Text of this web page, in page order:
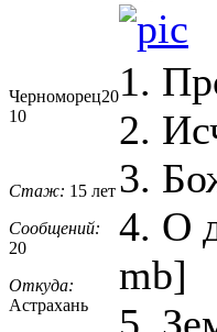
Черноморец20
10
Стаж: 15 лет
Сообщений:
20
Откуда:
Астрахань
1.
2.
3.
4. О
mb]